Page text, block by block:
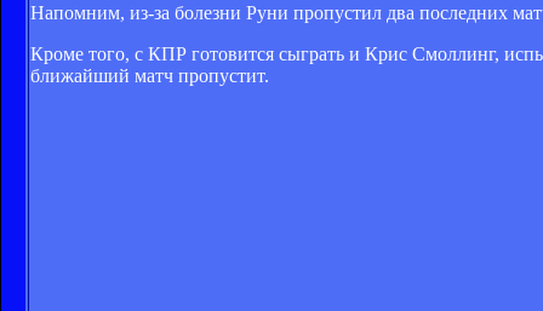
Напомним, из-за болезни Руни пропустил два последних
Кроме того, с КПР готовится сыграть и Крис Смоллинг,
ближайший матч пропустит.